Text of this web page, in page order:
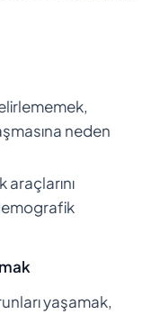
neden
araçlarını
yaşamak,